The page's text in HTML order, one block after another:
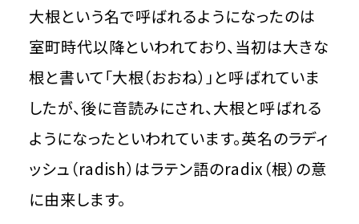
大根という名で呼ばれるようになったのは
室町時代以降といわれており、当初は大きな
根と書いて「大根（おおね）」と呼ばれていま
したが、後に音読みにされ、大根と呼ばれる
ようになったといわれています。英名のラディ
ッシュ（radish）はラテン語のradix（根）の意
に由来します。